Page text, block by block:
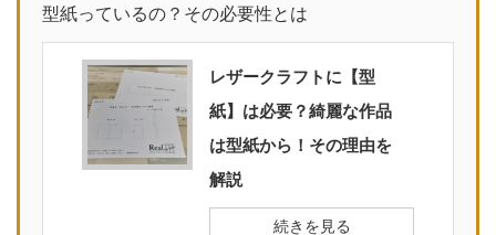
型紙っているの？その必要性とは
レザークラフトに【型
紙】は必要？綺麗な作品
は型紙から！その理由を
解説
続きを見る